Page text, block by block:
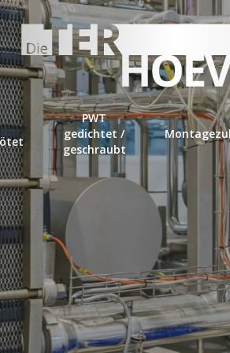
PWT
gedichtet /
geschraubt